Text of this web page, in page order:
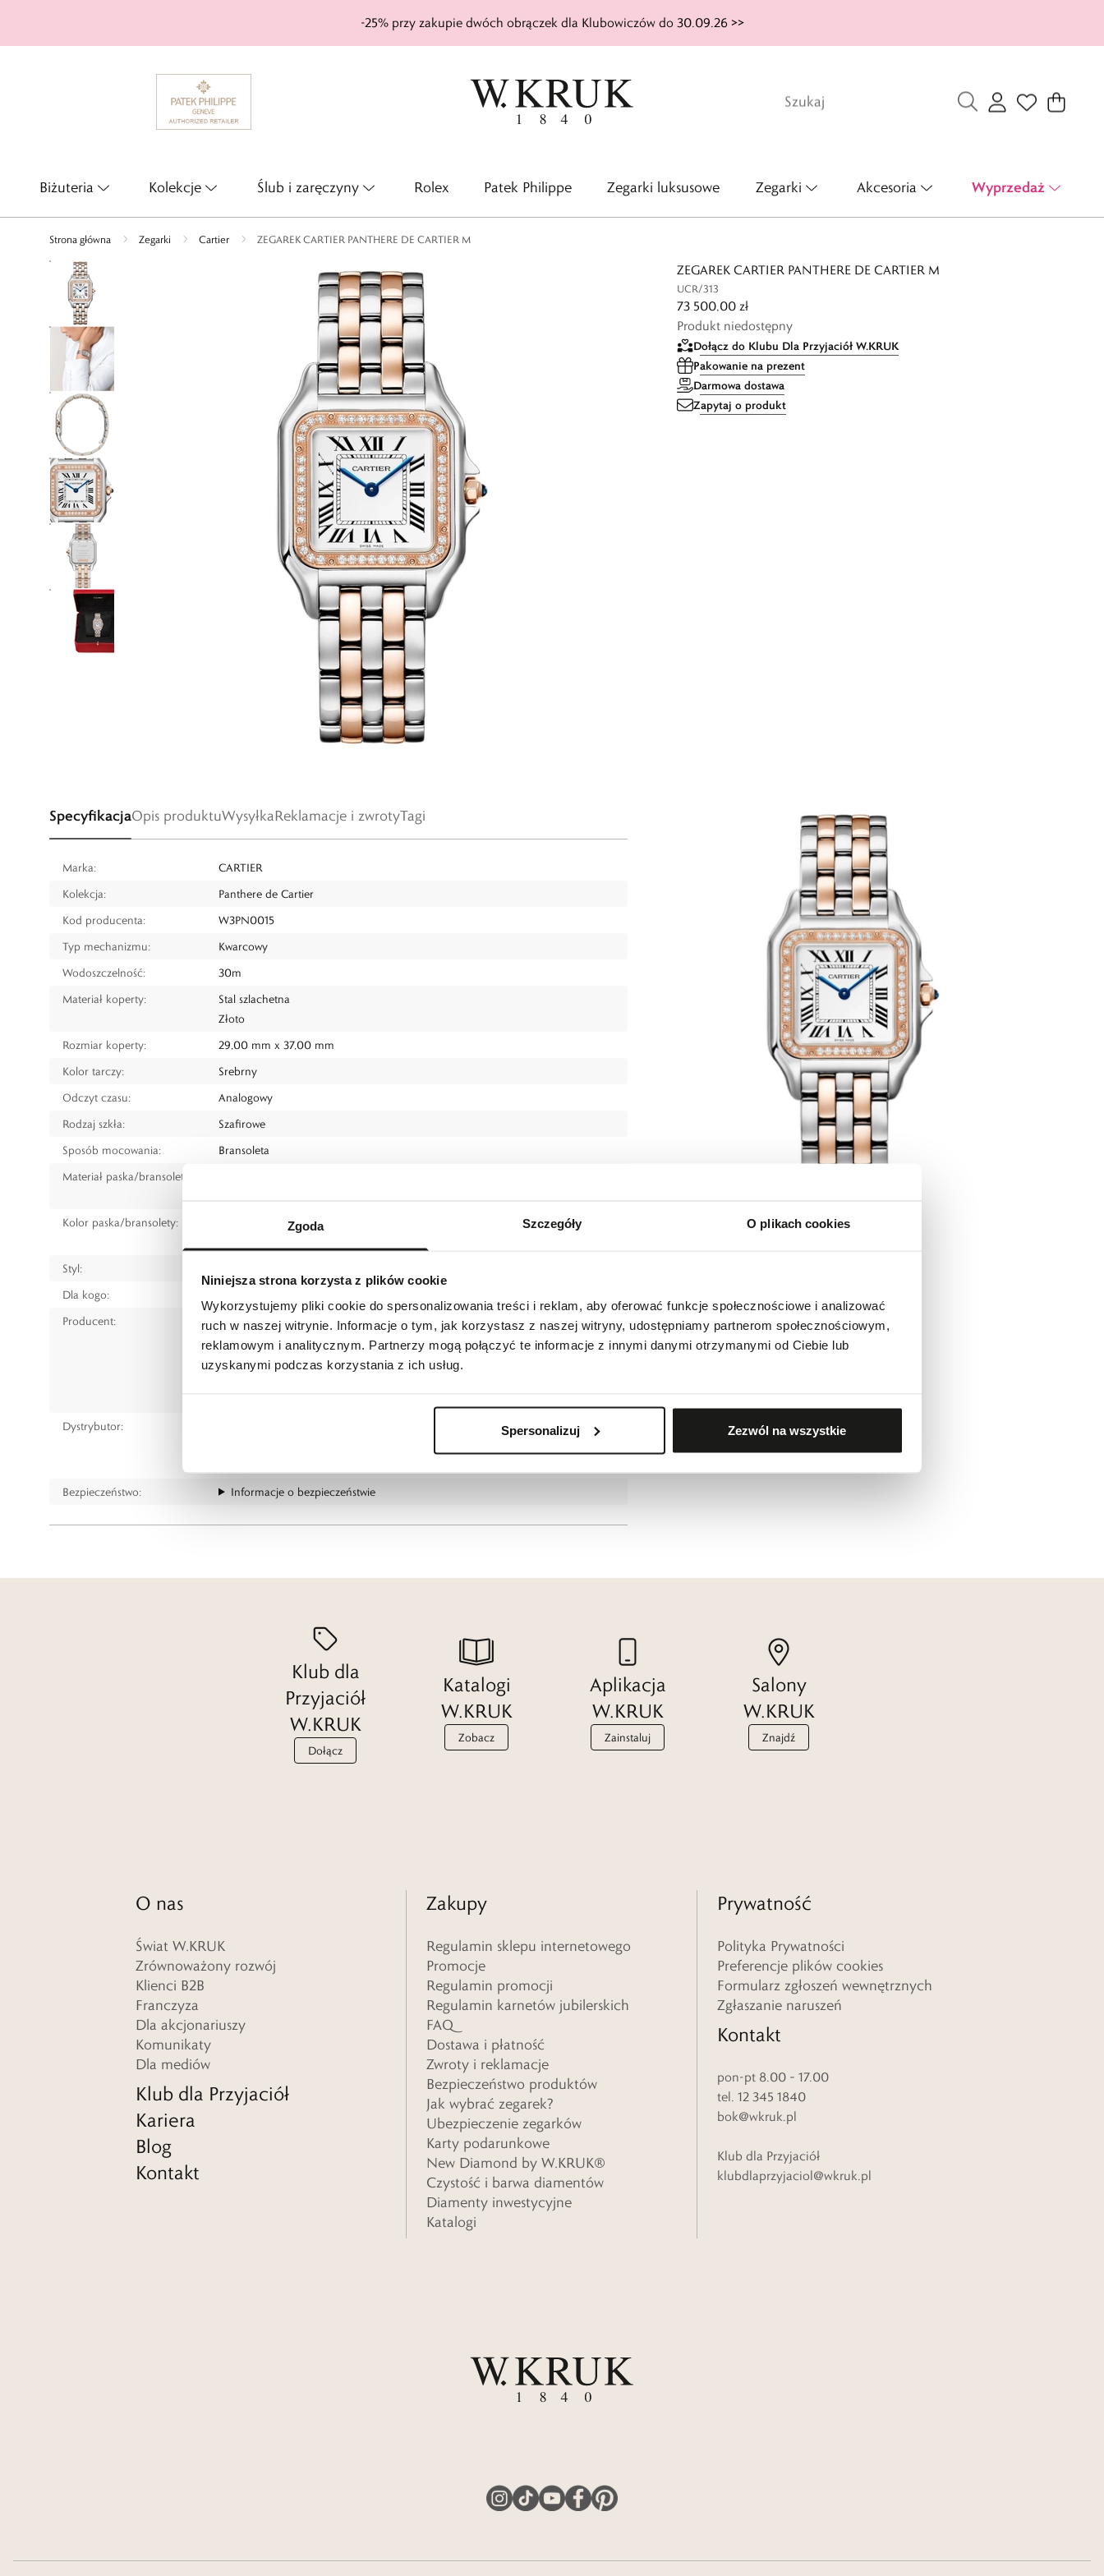
Zgoda Szczegóły O plikach cookies
Niniejsza strona korzysta z plików cookie
Wykorzystujemy pliki cookie do spersonalizowania treści i reklam, aby oferować funkcje społecznościowe i analizować
ruch w naszej witrynie. Informacje o tym, jak korzystasz z naszej witryny, udostępniamy partnerom społecznościowym,
reklamowym i analitycznym. Partnerzy mogą połączyć te informacje z innymi danymi otrzymanymi od Ciebie lub
uzyskanymi podczas korzystania z ich usług.
Spersonalizuj Zezwól na wszystkie
-25% przy zakupie dwóch obrączek dla Klubowiczów do 30.09.26 >>
Biżuteria Kolekcje Ślub i zaręczyny Rolex Patek Philippe Zegarki luksusowe Zegarki Akcesoria Wyprzedaż
Strona główna Zegarki Cartier ZEGAREK CARTIER PANTHERE DE CARTIER M
ZEGAREK CARTIER PANTHERE DE CARTIER M
UCR/313
73 500,00 zł
Produkt niedostępny
Dołącz do Klubu Dla Przyjaciół W.KRUK
Pakowanie na prezent
Darmowa dostawa
Zapytaj o produkt
SpecyfikacjaOpis produktuWysyłkaReklamacje i zwrotyTagi
Marka:
CARTIER
Kolekcja:
Panthere de Cartier
Kod producenta:
W3PN0015
Typ mechanizmu:
Kwarcowy
Wodoszczelność:
30m
Materiał koperty:
Stal szlachetna
Złoto
Rozmiar koperty:
29,00 mm x 37,00 mm
Kolor tarczy:
Srebrny
Odczyt czasu:
Analogowy
Rodzaj szkła:
Szafirowe
Sposób mocowania:
Bransoleta
Materiał paska/bransolety:
Kolor paska/bransolety:
Styl:
Dla kogo:
Producent:
CARTIER
Richemont International SA, Route des Biches, 10 CH-1752 Villars-sur-Glâne,
Switzerland
Dystrybutor:
Bezpieczeństwo:
Informacje o bezpieczeństwie
Klub dla
Przyjaciół
W.KRUK
Dołącz
Katalogi
W.KRUK
Zobacz
Aplikacja
W.KRUK
Zainstaluj
Salony
W.KRUK
Znajdź
O nas
Świat W.KRUK
Zrównoważony rozwój
Klienci B2B
Franczyza
Dla akcjonariuszy
Komunikaty
Dla mediów
Klub dla Przyjaciół
Kariera
Blog
Kontakt
Zakupy
Regulamin sklepu internetowego
Promocje
Regulamin promocji
Regulamin karnetów jubilerskich
FAQ
Dostawa i płatność
Zwroty i reklamacje
Bezpieczeństwo produktów
Jak wybrać zegarek?
Ubezpieczenie zegarków
Karty podarunkowe
New Diamond by W.KRUK®
Czystość i barwa diamentów
Diamenty inwestycyjne
Katalogi
Prywatność
Polityka Prywatności
Preferencje plików cookies
Formularz zgłoszeń wewnętrznych
Zgłaszanie naruszeń
Kontakt
pon-pt 8.00 – 17.00
tel. 12 345 1840
bok@wkruk.pl
Klub dla Przyjaciół
klubdlaprzyjaciol@wkruk.pl